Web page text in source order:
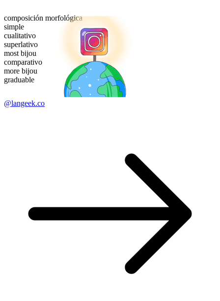
composición morfológica
simple
cualitativo
superlativo
most bijou
comparativo
more bijou
graduable
@langeek.co